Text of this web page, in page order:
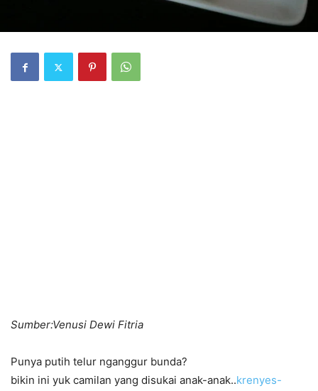
Sumber:Venusi Dewi Fitria
Punya putih telur nganggur bunda?
bikin ini yuk camilan yang disukai anak-anak..krenyes-